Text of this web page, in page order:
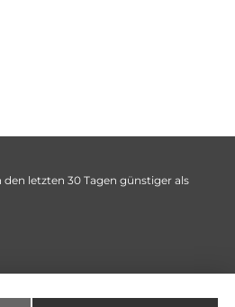
letzten 30 Tagen günstiger als